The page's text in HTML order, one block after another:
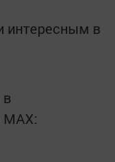
интересным в
MАХ: